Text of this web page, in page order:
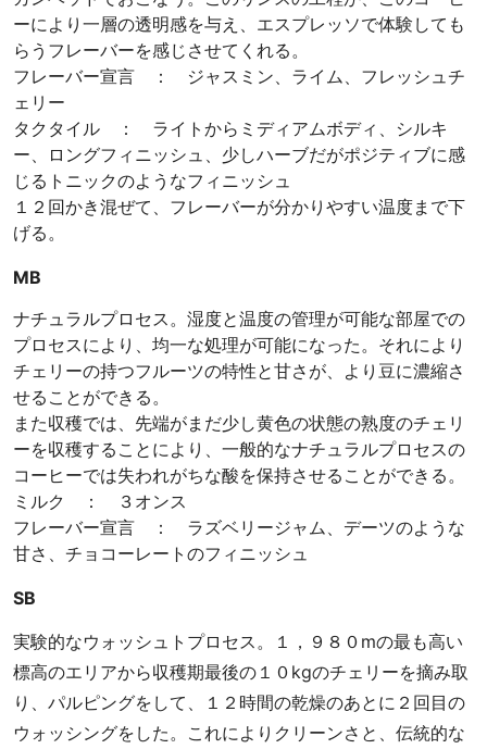
ーにより一層の透明感を与え、エスプレッソで体験しても
らうフレーバーを感じさせてくれる。
フレーバー宣言 ： ジャスミン、ライム、フレッシュチ
ェリー
タクタイル ： ライトからミディアムボディ、シルキ
ー、ロングフィニッシュ、少しハーブだがポジティブに感
じるトニックのようなフィニッシュ
１２回かき混ぜて、フレーバーが分かりやすい温度まで下
げる。
MB
ナチュラルプロセス。湿度と温度の管理が可能な部屋での
プロセスにより、均一な処理が可能になった。それにより
チェリーの持つフルーツの特性と甘さが、より豆に濃縮さ
せることができる。
また収穫では、先端がまだ少し黄色の状態の熟度のチェリ
ーを収穫することにより、一般的なナチュラルプロセスの
コーヒーでは失われがちな酸を保持させることができる。
ミルク ： ３オンス
フレーバー宣言 ： ラズベリージャム、デーツのような
甘さ、チョコーレートのフィニッシュ
SB
実験的なウォッシュトプロセス。１，９８０mの最も高い
標高のエリアから収穫期最後の１０kgのチェリーを摘み取
り、パルピングをして、１２時間の乾燥のあとに２回目の
ウォッシングをした。これによりクリーンさと、伝統的な